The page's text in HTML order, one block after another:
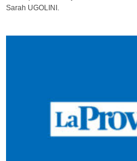
Sarah UGOLINI.